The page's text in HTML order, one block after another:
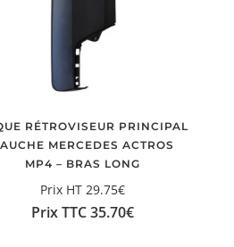
RÉTROVISEUR PRINCIPAL
MERCEDES ACTROS
MP4 – BRAS LONG
Prix HT 29.75€
Prix TTC35.70€